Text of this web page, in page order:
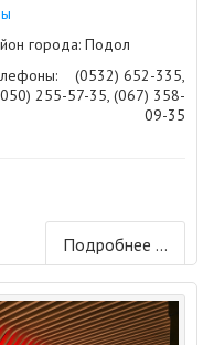
города: Подол
(0532) 652-335,
255-57-35, (067) 358-
09-35
Подробнее ...